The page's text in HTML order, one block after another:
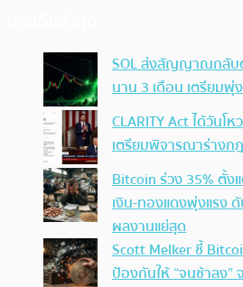
SOL ส่งสัญญาณกลับ
นาน 3 เดือน เตรียมพุ่
CLARITY Act ได้วัน
เตรียมพิจารณาร่างก
Bitcoin ร่วง 35% ตั้
เงิน-ทองแดงพุ่งแรง
ผลงานแย่สุด
Scott Melker ชี้
ป้องกันให้ “จนช้าลง”